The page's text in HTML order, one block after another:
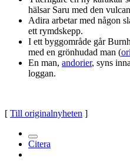
hälsar Saru med den
Adira arbetar med någon
ett rymdskepp.
I ett byggområde går
med en grönhudad man (
En man, andorier, syns
loggan.
[ Till originalnyheten ]
Citera